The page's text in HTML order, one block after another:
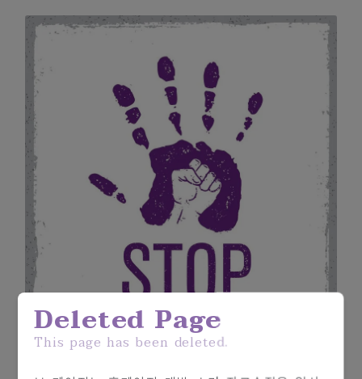
Deleted Page
This page has been deleted.